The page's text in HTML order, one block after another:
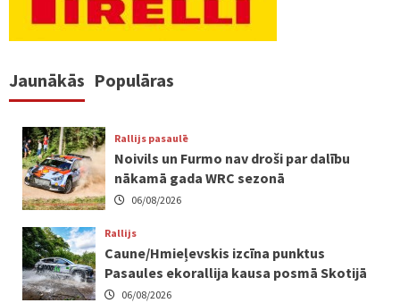
Jaunākās Populāras
Rallijs pasaulē
Noivils un Furmo nav droši par dalību
nākamā gada WRC sezonā
06/08/2026
Rallijs
Caune/Hmieļevskis izcīna punktus
Pasaules ekorallija kausa posmā Skotijā
06/08/2026